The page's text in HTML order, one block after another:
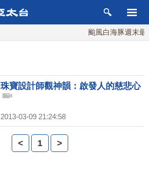
颱風白海豚週末最
珠寶設計師觀神韻：啟發人的慈悲心
2013-03-09 21:24:58
< 1 >